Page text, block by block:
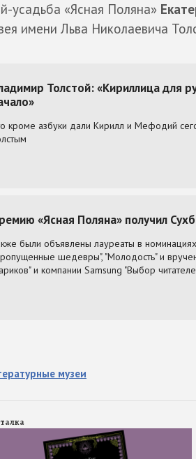
усадьба «Ясная Поляна»
имени Льва Николаевича
музеи